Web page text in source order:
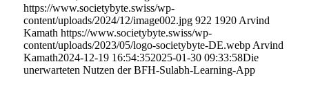
https://www.societybyte.swiss/wp-
content/uploads/2024/12/image002.jpg 922 1920 Arvind
Kamath https://www.societybyte.swiss/wp-
content/uploads/2023/05/logo-societybyte-DE.webp Arvind
Kamath2024-12-19 16:54:352025-01-30 09:33:58Die
unerwarteten Nutzen der BFH-Sulabh-Learning-App